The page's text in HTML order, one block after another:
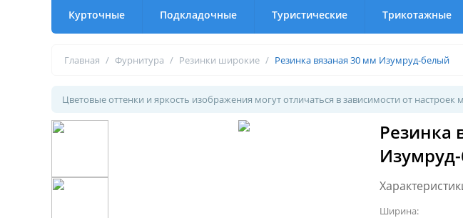
Курточные Подкладочные Туристические Трикотажные
Главная / Фурнитура / Резинки широкие / Резинка вязаная 30 мм Изумруд-белый
Цветовые оттенки и яркость изображения могут отличаться в зависимости от
Резинка
Ширина: